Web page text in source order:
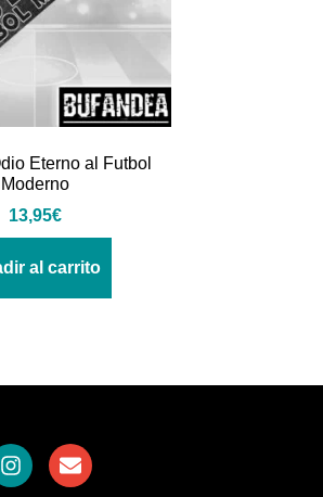
Eterno al Futbol
Moderno
13,95€
al carrito